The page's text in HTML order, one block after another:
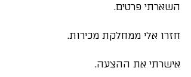
השארתי פרטים.
חזרו אלי ממחלקת מכירות.
אישרתי את ההצעה.